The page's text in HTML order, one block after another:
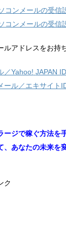
コンメールの受信
コンメールの受信
ルアドレスをお持
／Yahoo! JAPAN
ール／エキサイト
ージで稼ぐ方法を
、あなたの未来を
ク